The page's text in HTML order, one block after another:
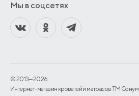
Мы в соцсетях
© 2013—2026
Интернет-магазин кроватей и матрасов TM Сонум